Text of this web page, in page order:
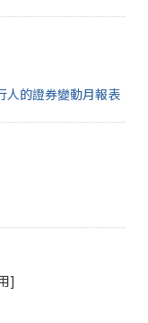
人的證券變動月報表
]